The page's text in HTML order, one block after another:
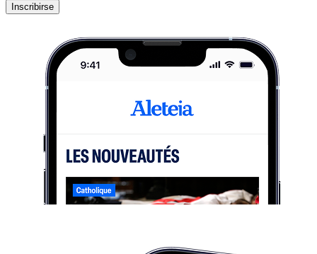
Inscribirse